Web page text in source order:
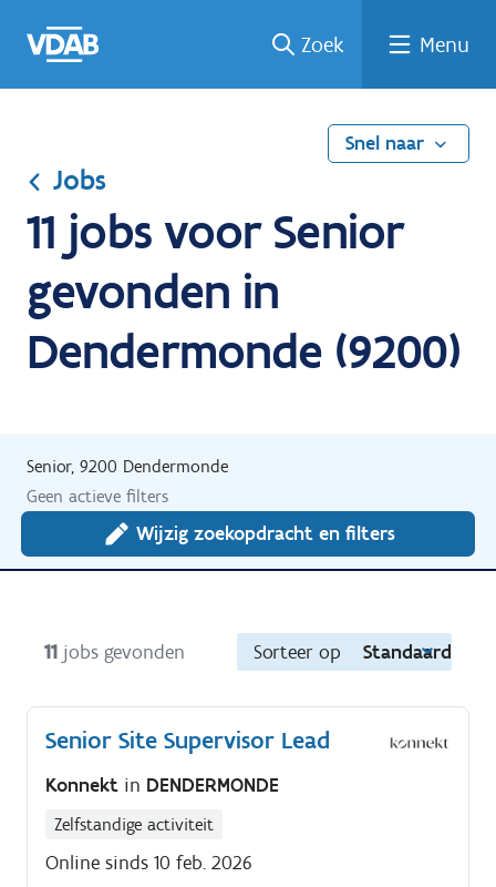
naar
een
een
job
naar
Zoek Menu
Snel naar
Jobs
11 jobs voor Senior
gevonden in
Dendermonde (9200)
Senior, 9200 Dendermonde
Geen actieve filters
Wijzig zoekopdracht en filters
11 jobs gevonden Sorteer op Standaard
Senior Site Supervisor Lead
Konnekt in DENDERMONDE
Zelfstandige activiteit
Online sinds 10 feb. 2026